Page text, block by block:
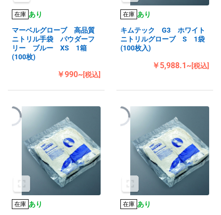
在庫 あり
マーベルグローブ 高品質
ニトリル手袋 パウダーフ
リー ブルー XS 1箱
(100枚)
￥990~[税込]
在庫 あり
キムテック G3 ホワイト
ニトリルグローブ S 1袋
(100枚入)
￥5,988.1~[税込]
在庫 あり
在庫 あり